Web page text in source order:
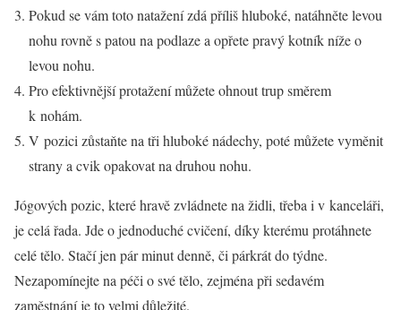
Pokud se vám toto natažení zdá příliš hluboké, natáhněte levou
nohu rovně s patou na podlaze a opřete pravý kotník níže o
levou nohu.
Pro efektivnější protažení můžete ohnout trup směrem
k nohám.
V pozici zůstaňte na tři hluboké nádechy, poté můžete vyměnit
strany a cvik opakovat na druhou nohu.
Jógových pozic, které hravě zvládnete na židli, třeba i v kanceláři,
je celá řada. Jde o jednoduché cvičení, díky kterému protáhnete
celé tělo. Stačí jen pár minut denně, či párkrát do týdne.
Nezapomínejte na péči o své tělo, zejména při sedavém
zaměstnání je to velmi důležité.